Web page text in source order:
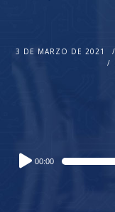
3 DE MARZO DE 2021
Audio
Player
00:00